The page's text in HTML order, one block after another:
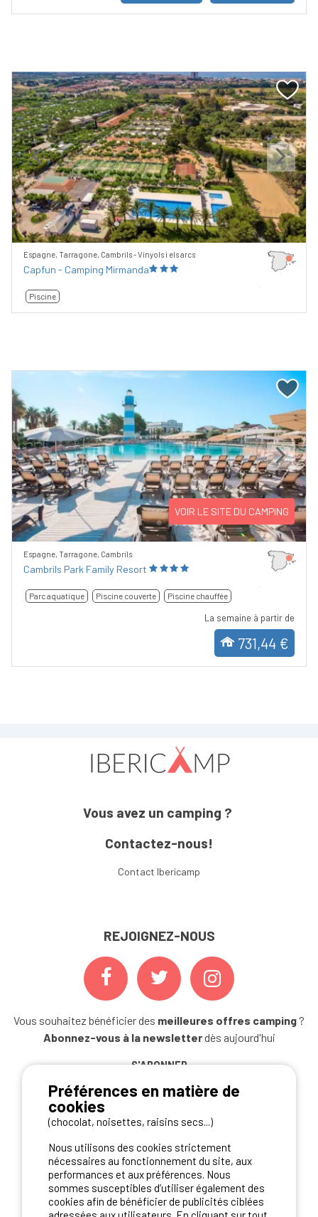
Previous Next
Espagne, Tarragone, Cambrils - Vinyols i els arcs
Capfun - Camping Mirmanda
Piscine
Previous Next
VOIR LE SITE DU CAMPING
Espagne, Tarragone, Cambrils
Cambrils Park Family Resort
Parc aquatique Piscine couverte Piscine chauffée
La semaine à partir de
731,44 €
Vous avez un camping ?
Contactez-nous!
Contact Ibericamp
REJOIGNEZ-NOUS
Vous souhaitez bénéficier des meilleures offres camping ?
Abonnez-vous à la newsletterdès aujourd'hui
S'ABONNER
NOS PARTENAIRES
Préférences en matière de
cookies
(chocolat, noisettes, raisins secs...)
Nous utilisons des cookies strictement
nécessaires au fonctionnement du site, aux
performances et aux préférences. Nous
sommes susceptibles d’utiliser également des
cookies afin de bénéficier de publicités ciblées